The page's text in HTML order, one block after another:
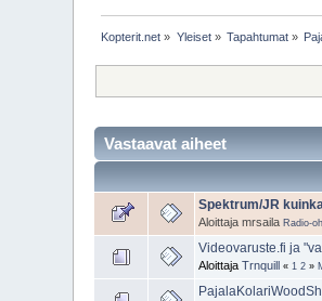
Kopterit.net » Yleiset» Tapahtumat »
Vastaavat aiheet
Spektrum/JR
Aloittaja mrsailaRadio-
Videovaruste.fi ja
AloittajaTrnquill «1 2 »